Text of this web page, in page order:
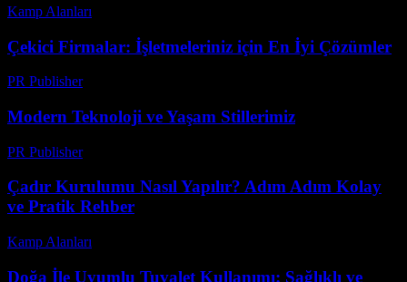
Kamp Alanları
Çekici Firmalar: İşletmeleriniz için En İyi Çözümler
PR Publisher-
Modern Teknoloji ve Yaşam Stillerimiz
PR Publisher-
Çadır Kurulumu Nasıl Yapılır? Adım Adım Kolay
ve Pratik Rehber
Kamp Alanları
Doğa İle Uyumlu Tuvalet Kullanımı: Sağlıklı ve